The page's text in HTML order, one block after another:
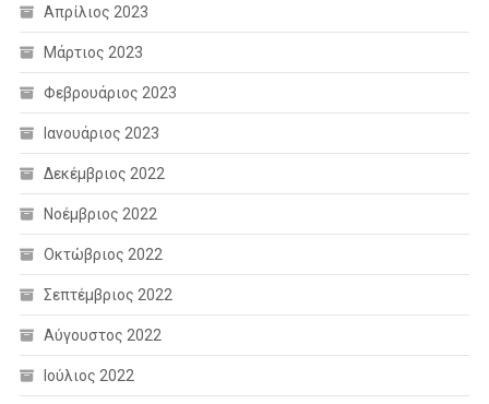
Απρίλιος 2023
Μάρτιος 2023
Φεβρουάριος 2023
Ιανουάριος 2023
Δεκέμβριος 2022
Νοέμβριος 2022
Οκτώβριος 2022
Σεπτέμβριος 2022
Αύγουστος 2022
Ιούλιος 2022